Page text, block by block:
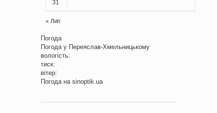
31
« Лип
Погода
Погода у Переяслав-Хмельницькому
вологість:
тиск:
вітер:
Погода на sinoptik.ua